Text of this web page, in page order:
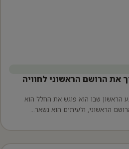
את הרושם הראשוני לחוויה
הראשון שבו הוא פוגש את החלל הוא
הראשוני, ולעיתים הוא נשאר…